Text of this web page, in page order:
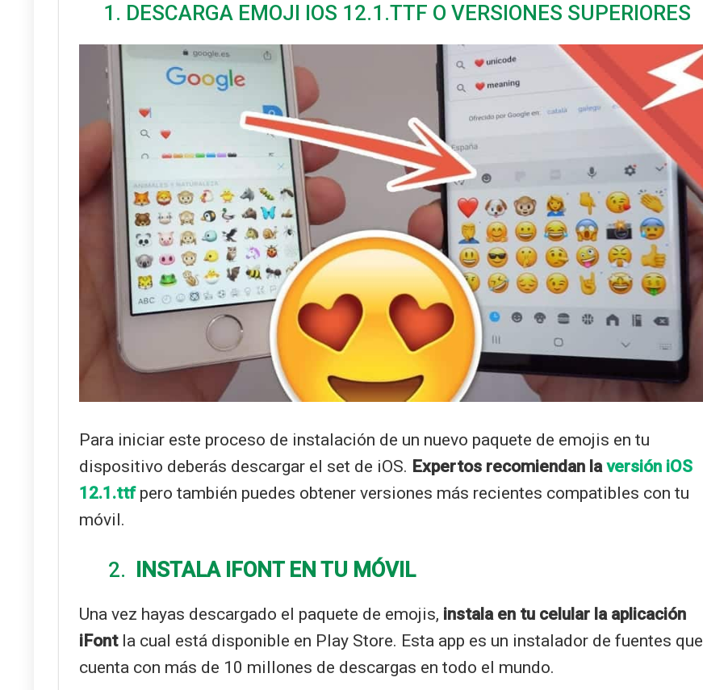
1. DESCARGA EMOJI IOS 12.1.TTF O VERSIONES SUPERIORES
Para iniciar este proceso de instalación de un nuevo paquete de emojis en tu
dispositivo deberás descargar el set de iOS. Expertos recomiendan laversión iOS
12.1.ttfpero también puedes obtener versiones más recientes compatibles con tu
móvil.
2. INSTALA IFONT EN TU MÓVIL
Una vez hayas descargado el paquete de emojis, instala en tu celular la aplicación
iFontla cual está disponible en Play Store. Esta app es un instalador de fuentes que
cuenta con más de 10 millones de descargas en todo el mundo.